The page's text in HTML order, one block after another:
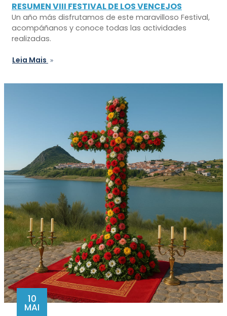
RESUMEN VIII FESTIVAL DE LOS VENCEJOS
Un año más disfrutamos de este maravilloso Festival,
acompáñanos y conoce todas las actividades
realizadas.
Leia Mais
10
MAI